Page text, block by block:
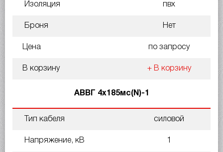
Изоляция пвх
Броня Нет
Цена по запросу
В корзину + В корзину
АВВГ 4х185мс(N)-1
Тип кабеля силовой
Напряжение, кВ 1